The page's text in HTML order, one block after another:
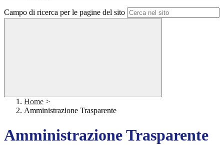
Campo di ricerca per le pagine del sito
Home >
Amministrazione Trasparente
Amministrazione Trasparente